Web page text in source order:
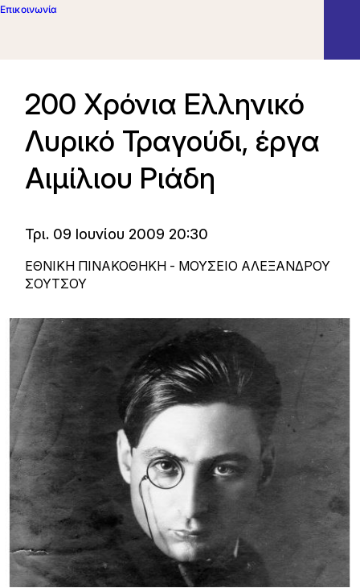
Επικοινωνία
200 Χρόνια Ελληνικό
Λυρικό Τραγούδι, έργα
Αιμίλιου Ριάδη
Τρι. 09 Ιουνίου 2009 20:30
ΕΘΝΙΚΗ ΠΙΝΑΚΟΘΗΚΗ - ΜΟΥΣΕΙΟ ΑΛΕΞΑΝΔΡΟΥ
ΣΟΥΤΣΟΥ